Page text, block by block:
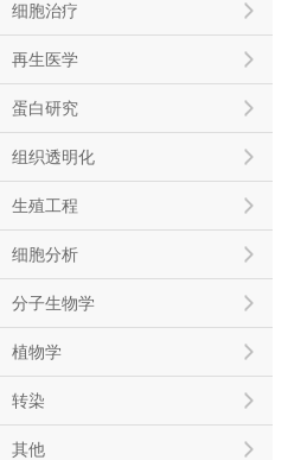
细胞治疗
再生医学
蛋白研究
组织透明化
生殖工程
细胞分析
分子生物学
植物学
转染
其他